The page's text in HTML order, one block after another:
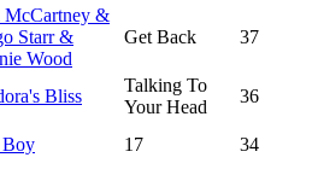
McCartney &
Starr &
Wood
Get Back 37
Bliss
Talking To
Your Head
36
17 34